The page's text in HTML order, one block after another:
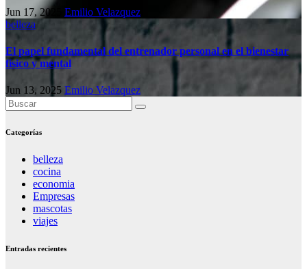
Jun 17, 2025 Emilio Velazquez
belleza
El papel fundamental del entrenador personal en el bienestar
físico y mental
Jun 13, 2025 Emilio Velazquez
Categorías
belleza
cocina
economia
Empresas
mascotas
viajes
Entradas recientes